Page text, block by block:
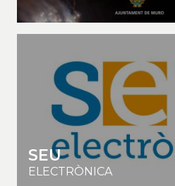
SEU
ELECTRÒNICA